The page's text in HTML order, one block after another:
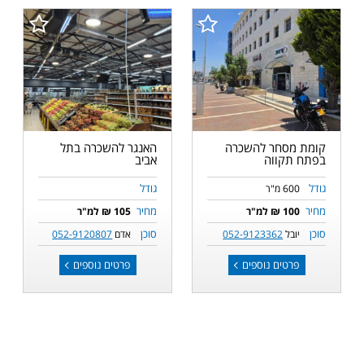
קומת מסחר להשכרה
בפתח תקווה
גודל 600 מ"ר
מחיר 100 ₪ למ"ר
סוכן יובל052-9123362
פרטים נוספים
האנגר להשכרה בתל
אביב
גודל
מחיר 105 ₪ למ"ר
סוכן אדם 052-9120807
פרטים נוספים